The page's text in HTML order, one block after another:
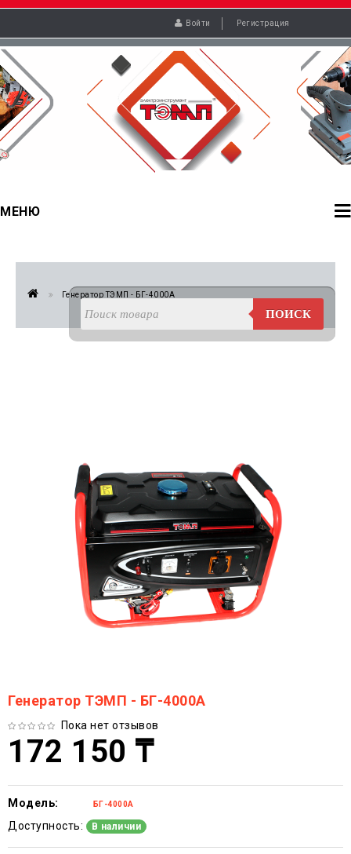
Войти Регистрация
МЕНЮ
Генератор ТЭМП - БГ-4000А
ПОИСК
Генератор ТЭМП - БГ-4000А
Пока нет отзывов
172 150 ₸
Модель: БГ-4000А
Доступность: В наличии